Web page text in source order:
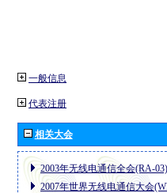
一般信息
代表注册
相关大会
2003年无线电通信全会(RA-03)
2007年世界无线电通信大会